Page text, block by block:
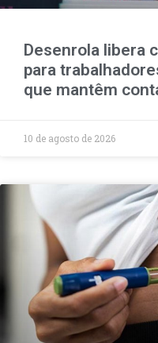
Desenrola libera
para
que mantêm
10 de agosto de 2026